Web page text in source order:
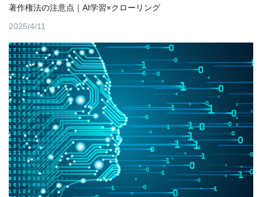
著作権法の注意点｜AI学習×クローリング
2025/4/11